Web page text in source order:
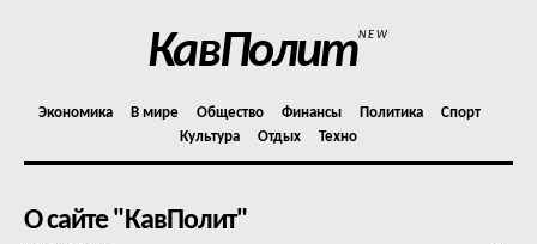
КавПолитNEW
Экономика В мире Общество Финансы Политика
Спорт
Культура
Отдых Техно
О сайте "КавПолит"